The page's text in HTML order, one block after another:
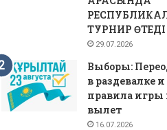
ТУРНИР ӨТЕДІ
29.07.2026
Выборы:
в раздевалке
правила игры
вылет
16.07.2026